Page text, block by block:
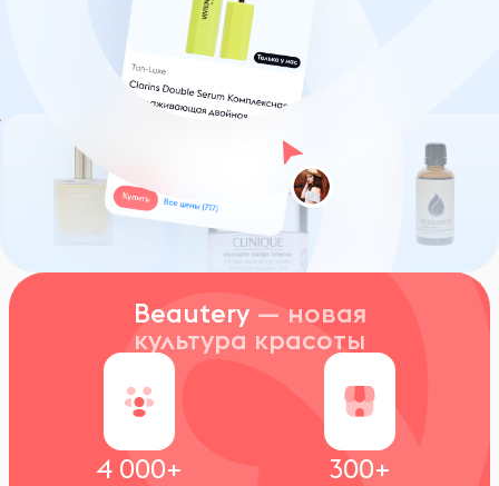
Beautery — новая
культура красоты
4 000+ 300+